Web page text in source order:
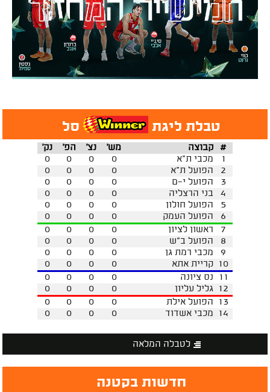
טבלת ליגת סל
נק' הפ' נצ' מש' קבוצה
#
0
0 0 0 מכבי ת"א
1
0
0 0 0 הפועל ת"א
2
0
0 0 0 הפועל י-ם
3
0
0 0 0 בני הרצליה
4
0
0 0 0 הפועל חולון
5
0
0 0 0 הפועל העמק
6
0
0 0 0 ראשון לציון
7
0
0 0 0 הפועל ב"ש
8
0
0 0 0 מכבי רמת גן
9
0
0 0 0 קריית אתא 10
0
0 0 0 נס ציונה
11
0
0 0 0 גליל עליון 12
0
0 0 0 הפועל אילת
13
0
0 0 0 מכבי אשדוד 14
לטבלה המלאה
חדשות בקטנה